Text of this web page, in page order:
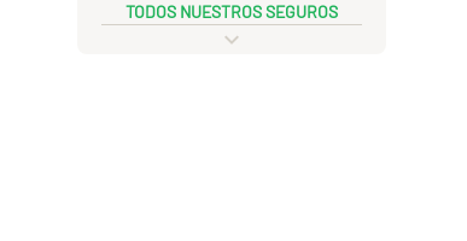
TODOS NUESTROS SEGUROS